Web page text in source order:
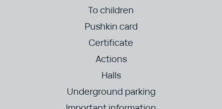
To children
Pushkin card
Certificate
Actions
Halls
Underground parking